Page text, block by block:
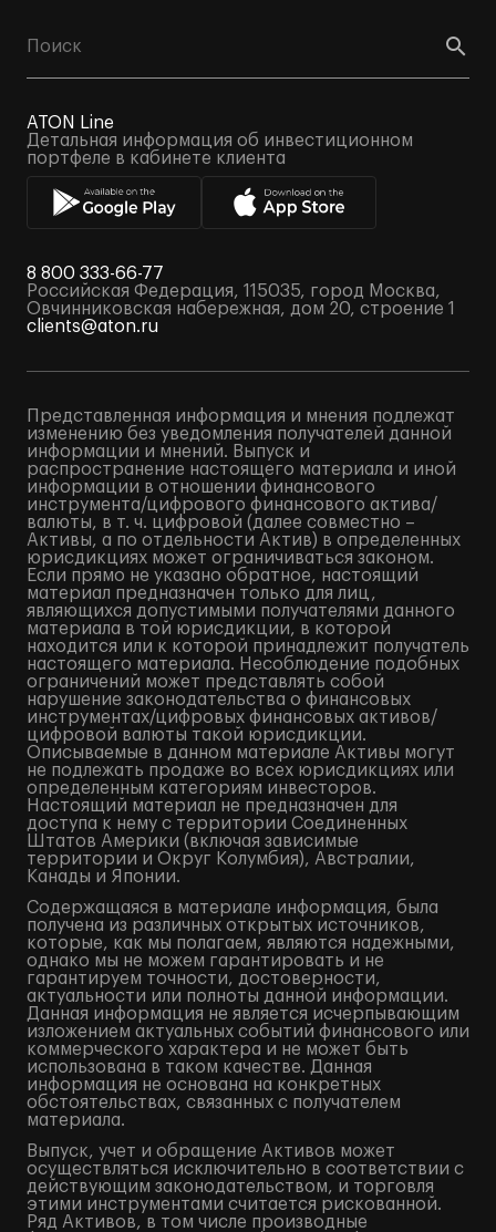
ATON Line
Детальная информация об инвестиционном
портфеле в кабинете клиента
8 800 333-66-77
Российская Федерация, 115035, город Москва,
Овчинниковская набережная, дом 20, строение 1
clients@aton.ru
Представленная информация и мнения подлежат
изменению без уведомления получателей данной
информации и мнений. Выпуск и
распространение настоящего материала и иной
информации в отношении финансового
инструмента/цифрового финансового актива/
валюты, в т. ч. цифровой (далее совместно –
Активы, а по отдельности Актив) в определенных
юрисдикциях может ограничиваться законом.
Если прямо не указано обратное, настоящий
материал предназначен только для лиц,
являющихся допустимыми получателями данного
материала в той юрисдикции, в которой
находится или к которой принадлежит получатель
настоящего материала. Несоблюдение подобных
ограничений может представлять собой
нарушение законодательства о финансовых
инструментах/цифровых финансовых активов/
цифровой валюты такой юрисдикции.
Описываемые в данном материале Активы могут
не подлежать продаже во всех юрисдикциях или
определенным категориям инвесторов.
Настоящий материал не предназначен для
доступа к нему с территории Соединенных
Штатов Америки (включая зависимые
территории и Округ Колумбия), Австралии,
Канады и Японии.
Содержащаяся в материале информация, была
получена из различных открытых источников,
которые, как мы полагаем, являются надежными,
однако мы не можем гарантировать и не
гарантируем точности, достоверности,
актуальности или полноты данной информации.
Данная информация не является исчерпывающим
изложением актуальных событий финансового или
коммерческого характера и не может быть
использована в таком качестве. Данная
информация не основана на конкретных
обстоятельствах, связанных с получателем
материала.
Выпуск, учет и обращение Активов может
осуществляться исключительно в соответствии с
действующим законодательством, и торговля
этими инструментами считается рискованной.
Ряд Активов, в том числе производные